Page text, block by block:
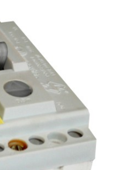
диэлектрические
Стремянки с
Стремянки с
опорой